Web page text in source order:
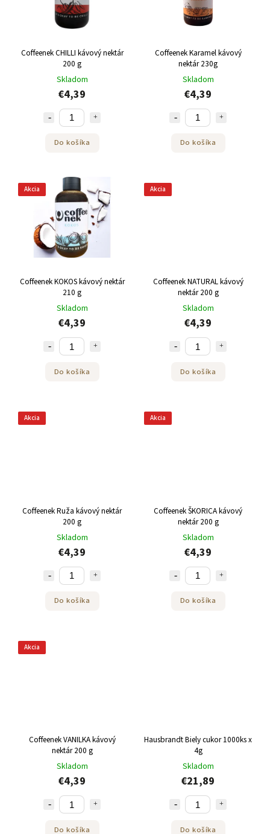
Coffeenek CHILLI kávový nektár
200 g
Skladom
€4,39
Do košíka
Coffeenek Karamel kávový
nektár 230g
Skladom
€4,39
Do košíka
Akcia
Coffeenek KOKOS kávový nektár
210 g
Skladom
€4,39
Do košíka
Akcia
Coffeenek NATURAL kávový
nektár 200 g
Skladom
€4,39
Do košíka
Akcia
Coffeenek Ruža kávový nektár
200 g
Skladom
€4,39
Do košíka
Akcia
Coffeenek ŠKORICA kávový
nektár 200 g
Skladom
€4,39
Do košíka
Akcia
Coffeenek VANILKA kávový
nektár 200 g
Skladom
€4,39
Do košíka
Hausbrandt Biely cukor 1000ks x
4g
Skladom
€21,89
Do košíka